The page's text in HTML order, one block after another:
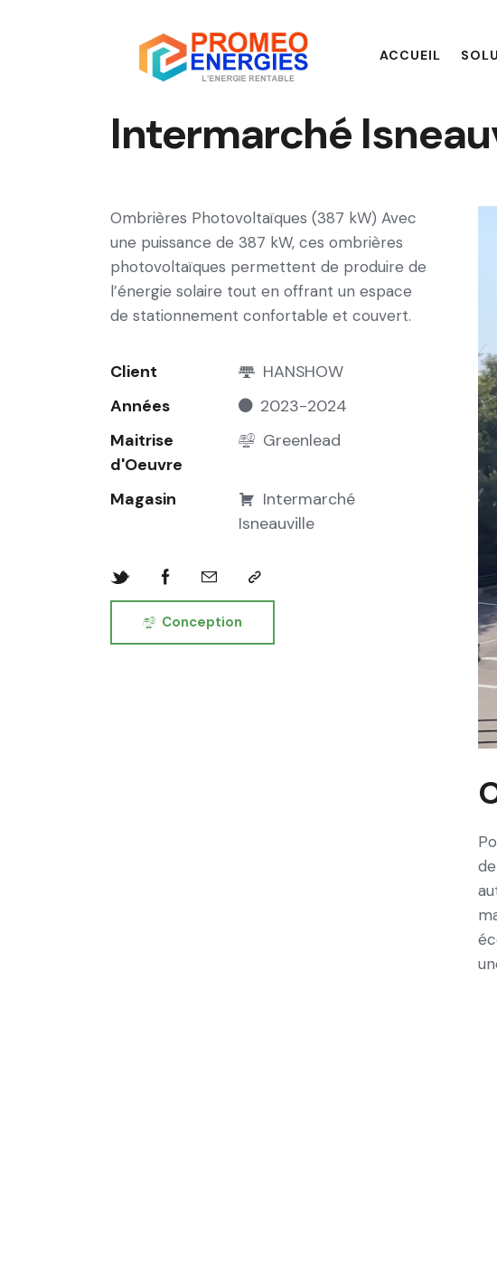
ACCUEIL
Intermarché
Ombrières Photovoltaïques (387 kW) Avec
une puissance de 387 kW, ces ombrières
photovoltaïques permettent de produire de
l’énergie solaire tout en offrant un espace
de stationnement confortable et couvert.
Client
HANSHOW
Années
2023-2024
Maitrise
d'Oeuvre
Greenlead
Magasin
Intermarché
Isneauville
Conception